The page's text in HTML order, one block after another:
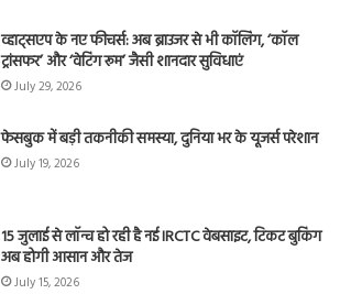
व्हाट्सएप के नए फीचर्स: अब ब्राउजर से भी कॉलिंग, ‘कॉल
ट्रांसफर’ और ‘वेटिंग रूम’ जैसी शानदार सुविधाएं
July 29, 2026
फेसबुक में बड़ी तकनीकी समस्या, दुनिया भर के यूजर्स परेशान
July 19, 2026
15 जुलाई से लॉन्च हो रही है नई IRCTC वेबसाइट, टिकट बुकिंग
अब होगी आसान और तेज
July 15, 2026